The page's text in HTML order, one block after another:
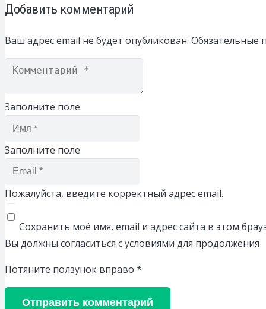
Добавить комментарий
Ваш адрес email не будет опубликован. Обязательные
Заполните поле
Заполните поле
Пожалуйста, введите корректный адрес email.
Сохранить моё имя, email и адрес сайта в этом
Вы должны согласиться с условиями для продолжения
Потяните ползунок вправо *
Отправить комментарий